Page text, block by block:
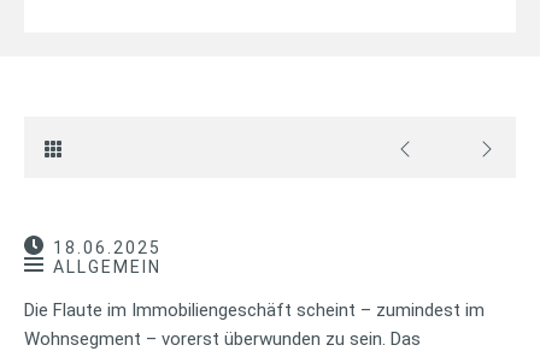
18.06.2025
ALLGEMEIN
Die Flaute im Immobiliengeschäft scheint – zumindest im
Wohnsegment – vorerst überwunden zu sein. Das